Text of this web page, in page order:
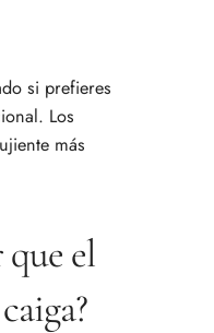
si prefieres
Los
más
el